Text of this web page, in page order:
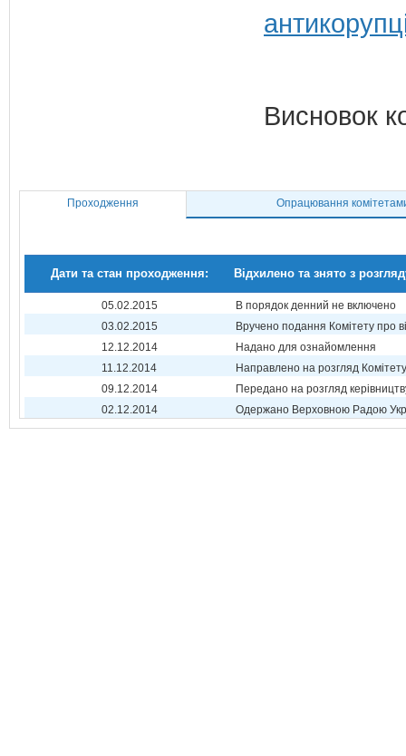
Висновок
Проходження Опрацювання
Дати та стан проходження: Відхилено та знято з
05.02.2015
В порядок денний не включено
03.02.2015
Вручено подання Комітету про
12.12.2014
Надано для ознайомлення
11.12.2014
Направлено на розгляд Комітету
09.12.2014
Передано на розгляд
02.12.2014
Одержано Верховною Радою